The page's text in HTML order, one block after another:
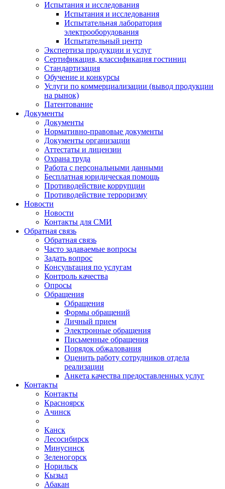
Испытания и исследования
Испытания и исследования
Испытательная лаборатория
электрооборудования
Испытательный центр
Экспертиза продукции и услуг
Сертификация, классификация гостиниц
Стандартизация
Обучение и конкурсы
Услуги по коммерциализации (вывод продукции
на рынок)
Патентование
Документы
Документы
Нормативно-правовые документы
Документы организации
Аттестаты и лицензии
Охрана труда
Работа с персональными данными
Бесплатная юридическая помощь
Противодействие коррупции
Противодействие терроризму
Новости
Новости
Контакты для СМИ
Обратная связь
Обратная связь
Часто задаваемые вопросы
Задать вопрос
Консультация по услугам
Контроль качества
Опросы
Обращения
Обращения
Формы обращений
Личный прием
Электронные обращения
Письменные обращения
Порядок обжалования
Оценить работу сотрудников отдела
реализации
Анкета качества предоставленных услуг
Контакты
Контакты
Красноярск
Ачинск
Канск
Лесосибирск
Минусинск
Зеленогорск
Норильск
Кызыл
Абакан